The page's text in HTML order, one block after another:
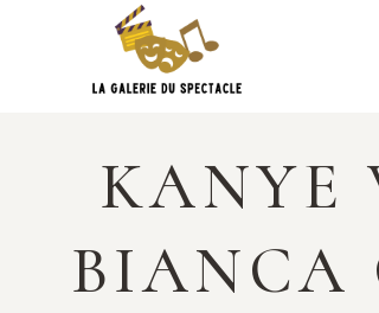
KANYE
BIANCA